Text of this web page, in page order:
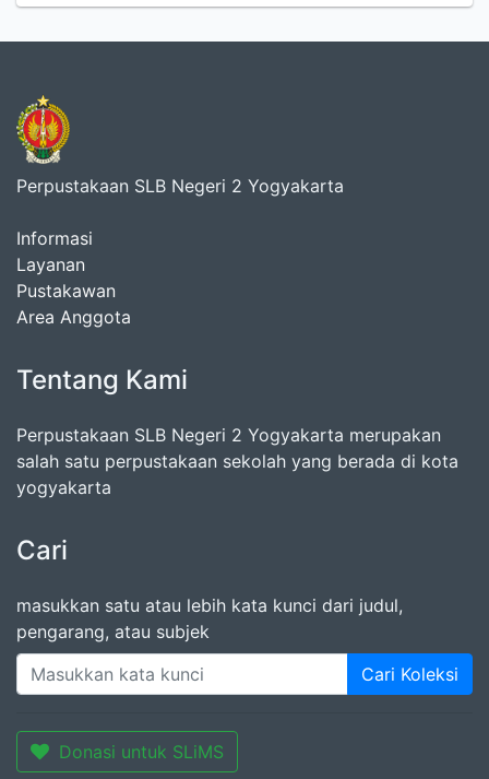
Perpustakaan SLB Negeri 2 Yogyakarta
Informasi
Layanan
Pustakawan
Area Anggota
Tentang Kami
Perpustakaan SLB Negeri 2 Yogyakarta merupakan
salah satu perpustakaan sekolah yang berada di kota
yogyakarta
Cari
masukkan satu atau lebih kata kunci dari judul,
pengarang, atau subjek
Cari Koleksi
Donasi untuk SLiMS